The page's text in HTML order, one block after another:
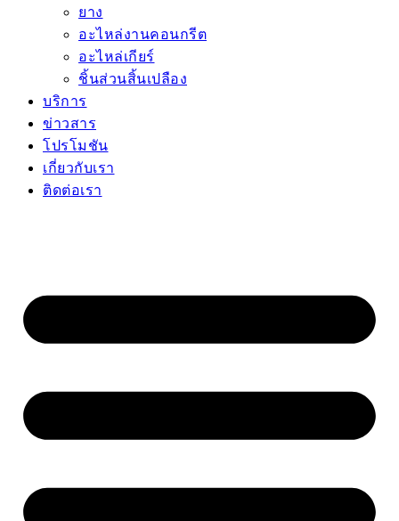
ยาง
อะไหล่งานคอนกรีต
อะไหล่เกียร์
ชิ้นส่วนสิ้นเปลือง
บริการ
ข่าวสาร
โปรโมชัน
เกี่ยวกับเรา
ติดต่อเรา